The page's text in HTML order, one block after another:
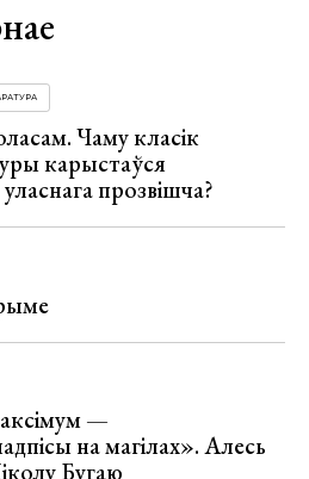
Чаму класік
карыстаўся
прозвішча?
—
на магілах». Алесь
Бугаю